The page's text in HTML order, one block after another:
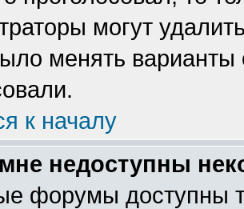
могут
менять
к началу
недоступны
форумы доступны